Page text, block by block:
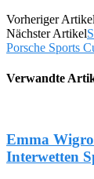
Vorheriger Artikel
Nächster Artikel
Porsche Sports
Verwandte
Emma
Interwetten